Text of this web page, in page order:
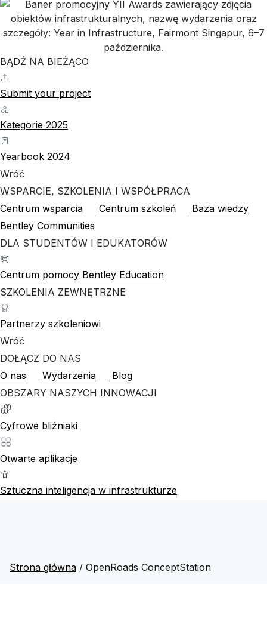
BĄDŹ NA BIEŻĄCO
Submit your project
Kategorie 2025
Yearbook 2024
Wróć
WSPARCIE, SZKOLENIA I WSPÓŁPRACA
Centrum wsparcia
Centrum szkoleń
Baza wiedzy
Bentley Communities
DLA STUDENTÓW I EDUKATORÓW
Centrum pomocy Bentley Education
SZKOLENIA ZEWNĘTRZNE
Partnerzy szkoleniowi
Wróć
DOŁĄCZ DO NAS
O nas
Wydarzenia
Blog
OBSZARY NASZYCH INNOWACJI
Cyfrowe bliźniaki
Otwarte aplikacje
Sztuczna inteligencja w infrastrukturze
Strona główna / OpenRoads ConceptStation